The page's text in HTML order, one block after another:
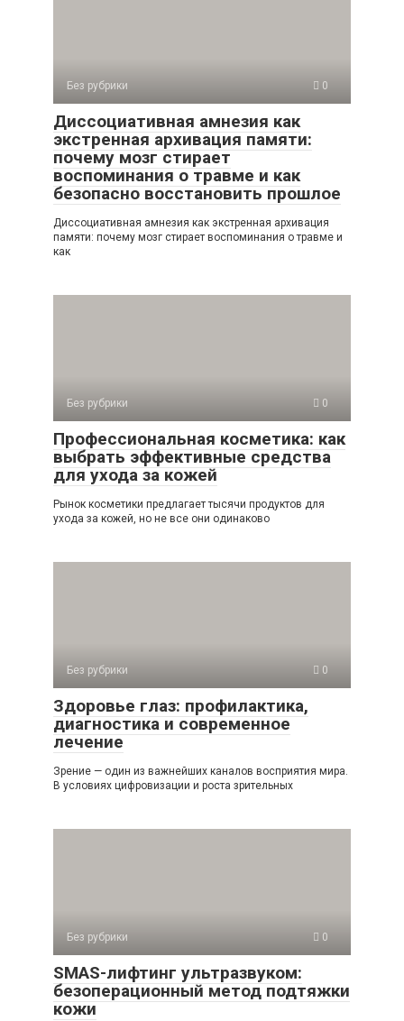
Без рубрики 0
Диссоциативная амнезия как
экстренная архивация памяти:
почему мозг стирает
воспоминания о травме и как
безопасно восстановить прошлое
Диссоциативная амнезия как экстренная архивация
памяти: почему мозг стирает воспоминания о травме и
как
Без рубрики 0
Профессиональная косметика: как
выбрать эффективные средства
для ухода за кожей
Рынок косметики предлагает тысячи продуктов для
ухода за кожей, но не все они одинаково
Без рубрики 0
Здоровье глаз: профилактика,
диагностика и современное
лечение
Зрение — один из важнейших каналов восприятия мира.
В условиях цифровизации и роста зрительных
Без рубрики 0
SMAS-лифтинг ультразвуком:
безоперационный метод подтяжки
кожи